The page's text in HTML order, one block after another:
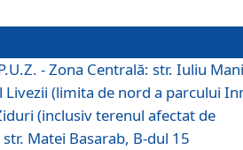
- Zona Centrală: str. Iuliu
Livezii (limita de nord a parcului
(inclusiv terenul afectat de
Matei Basarab, B-dul 15